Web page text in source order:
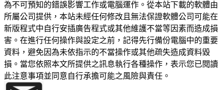
為不可預知的錯誤影響工作或電腦運作。從本站下載的軟體由
所屬公司提供，本站未經任何修改且無法保證軟體公司可能在
新版程式中自行安插廣告程式或其他維護不當等因素而造成損
害。在進行任何操作與設定之前，記得先行備份電腦中的重要
資料，避免因為未依指示的不當操作或其他疏失造成資料毀
損。當您依照本文所提供之訊息執行各種操作，表示您已閱讀
此注意事項並同意自行承擔可能之風險與責任。